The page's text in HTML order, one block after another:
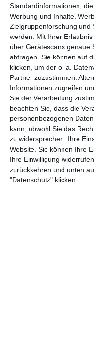
Standardinformationen,
Werbung und Inhalte,
Zielgruppenforschung und
werden.
Mit Ihrer
über Gerätescans genaue
abfragen. Sie können auf
klicken, um der o. a.
Partner zuzustimmen.
Informationen zugreifen
Sie der Verarbeitung
beachten Sie, dass die
personenbezogenen
kann, obwohl Sie das
zu widersprechen. Ihre
Website. Sie können Ihre
Ihre Einwilligung
zurückkehren und unten
"Datenschutz" klicken.
„Er ist jemand, der
lebt“, erklärte
mag die Show, er mag
Die europäische
entsprechend vor
„man ist gefühlt vier
Umgebungen
Alcaraz zehrt, nimmt
zurückhaltendere
„Sinner ist vielleicht
Arbeit zu erledigen
Carlos muss sich
inspirieren lassen.“
Die drei